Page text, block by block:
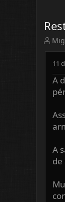
A
u
o
r
o
ó
p
c
o
11
A
A